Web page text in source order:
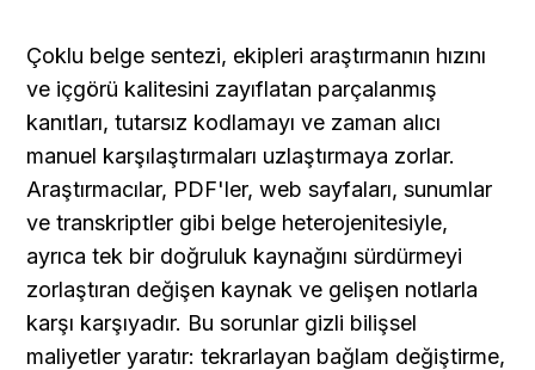
Çoklu belge sentezi, ekipleri araştırmanın hızını
ve içgörü kalitesini zayıflatan parçalanmış
kanıtları, tutarsız kodlamayı ve zaman alıcı
manuel karşılaştırmaları uzlaştırmaya zorlar.
Araştırmacılar, PDF'ler, web sayfaları, sunumlar
ve transkriptler gibi belge heterojenitesiyle,
ayrıca tek bir doğruluk kaynağını sürdürmeyi
zorlaştıran değişen kaynak ve gelişen notlarla
karşı karşıyadır. Bu sorunlar gizli bilişsel
maliyetler yaratır: tekrarlayan bağlam değiştirme,